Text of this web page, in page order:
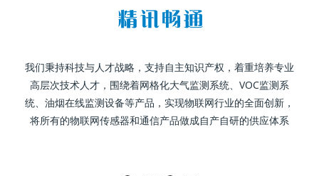
我们秉持科技与人才战略，支持自主知识产权，着重培养专业
高层次技术人才，围绕着网格化大气监测系统、VOC监测系
统、油烟在线监测设备等产品，实现物联网行业的全面创新，
将所有的物联网传感器和通信产品做成自产自研的供应体系